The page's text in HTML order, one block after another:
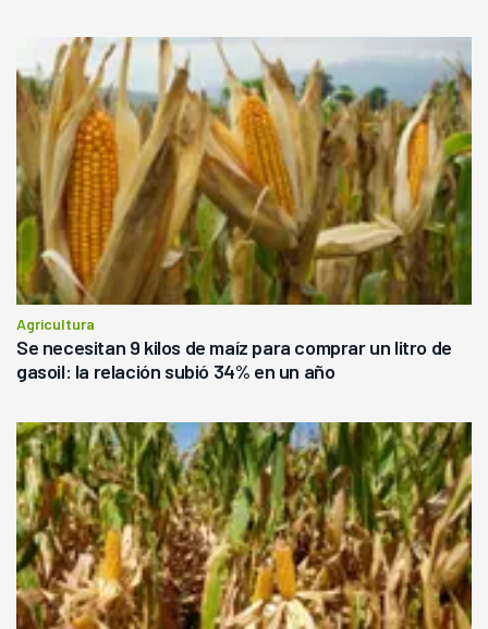
Agricultura
Se necesitan 9 kilos de maíz para comprar un litro de
gasoil: la relación subió 34% en un año